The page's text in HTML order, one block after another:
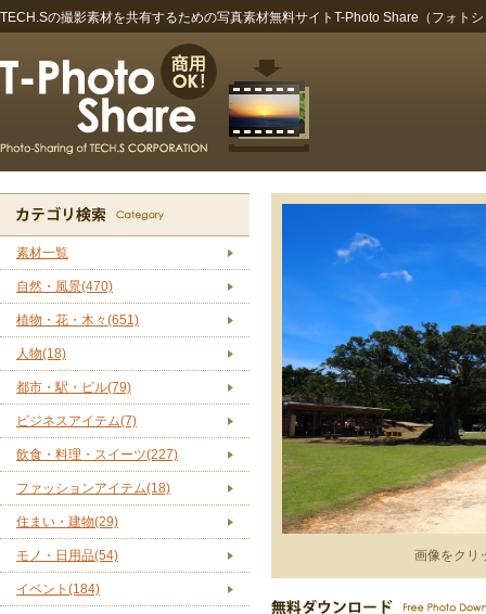
TECH.Sの撮影素材を共有するための写真素材無料サイトT-Photo Share（フォト
素材一覧
自然・風景(470)
植物・花・木々(651)
人物(18)
都市・駅・ビル(79)
ビジネスアイテム(7)
飲食・料理・スイーツ(227)
ファッションアイテム(18)
住まい・建物(29)
モノ・日用品(54)
イベント(184)
画像をクリ